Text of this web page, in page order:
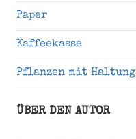
Paper
Kaffeekasse
Pflanzen mit Haltung
ÜBER DEN AUTOR